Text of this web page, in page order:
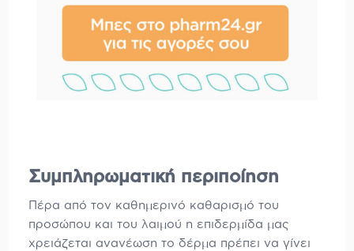
Συμπληρωματική περιποίηση
Πέρα από τον καθημερινό καθαρισμό του
προσώπου και του λαιμού η επιδερμίδα μας
χρειάζεται ανανέωση το δέρμα πρέπει να γίνει